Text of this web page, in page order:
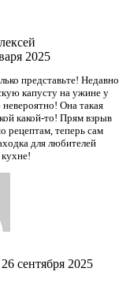
2025
представьте! Недавно
капусту на ужине у
Она такая
какой-то! Прям взрыв
рецептам, теперь сам
для любителей
сентября 2025